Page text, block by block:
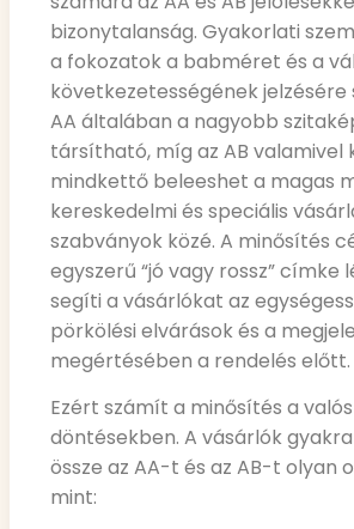
bizonytalanság. Gyakorlati
a fokozatok a babméret és a
következetességének jelzésére
AA általában a nagyobb
társítható, míg az AB valamivel
mindkettő beleeshet a magas
kereskedelmi és speciális
szabványok közé. A minősítés
egyszerű “jó vagy rossz” címke
segíti a vásárlókat az
pörkölési elvárások és a
megértésében a rendelés előtt.
Ezért számít a minősítés a
döntésekben. A vásárlók
össze az AA-t és az AB-t olyan
mint: